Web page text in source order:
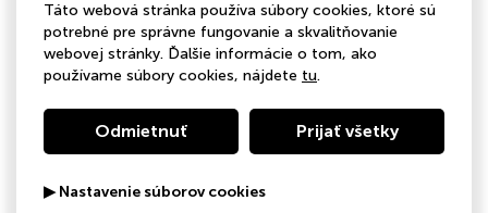
nahlásiť obsah. Ak je toto tvoj podcast a chceš získať kontrolu nad týmto
profilomklikni sem.
Autor:Nemčina s Tinou
Kategórie: Spoločnosť a kultúra
Táto webová stránka používa súbory cookies, ktoré sú
potrebné pre správne fungovanie a skvalitňovanie
webovej stránky. Ďalšie informácie o tom, ako
používame súbory cookies, nájdete tu.
Odmietnuť Prijať všetky
▶ Nastavenie súborov cookies